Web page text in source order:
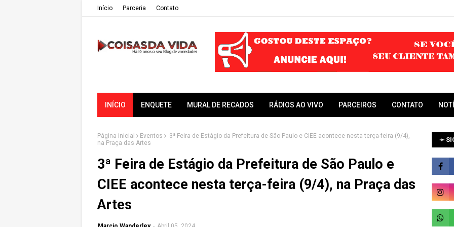
Iní­cio Parceria Contato
INÍCIO ENQUETE MURAL DE RECADOS RÁDIOS AO VIVO PARCEIROS CONTATO
Página inicial Eventos
3ª Feira de Estágio da Prefeitura de São Paulo e CIEE acontece nesta terça-feira (9/4),
na Praça das Artes
3ª Feira de Estágio da Prefeitura de São Paulo e
CIEE acontece nesta terça-feira (9/4), na Praça das
Artes
➛